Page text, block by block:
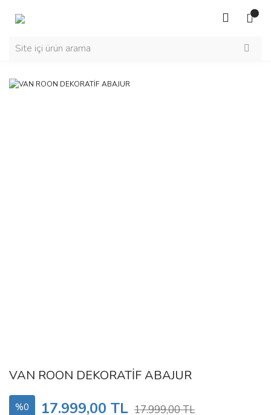
VAN ROON DEKORATİF ABAJUR
%0 17.999,00 TL 17.999,00 TL